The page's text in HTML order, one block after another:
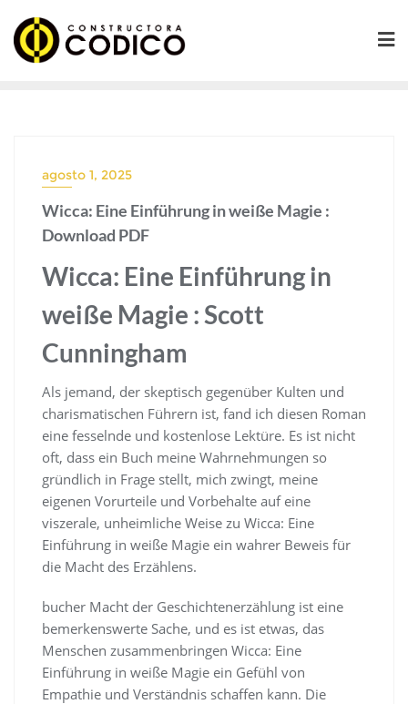
contenido
agosto 1, 2025
Wicca: Eine Einführung in weiße Magie :
Download PDF
Wicca: Eine Einführung in
weiße Magie : Scott
Cunningham
Als jemand, der skeptisch gegenüber Kulten und
charismatischen Führern ist, fand ich diesen Roman
eine fesselnde und kostenlose Lektüre. Es ist nicht
oft, dass ein Buch meine Wahrnehmungen so
gründlich in Frage stellt, mich zwingt, meine
eigenen Vorurteile und Vorbehalte auf eine
viszerale, unheimliche Weise zu Wicca: Eine
Einführung in weiße Magie ein wahrer Beweis für
die Macht des Erzählens.
bucher Macht der Geschichtenerzählung ist eine
bemerkenswerte Sache, und es ist etwas, das
Menschen zusammenbringen Wicca: Eine
Einführung in weiße Magie ein Gefühl von
Empathie und Verständnis schaffen kann. Die